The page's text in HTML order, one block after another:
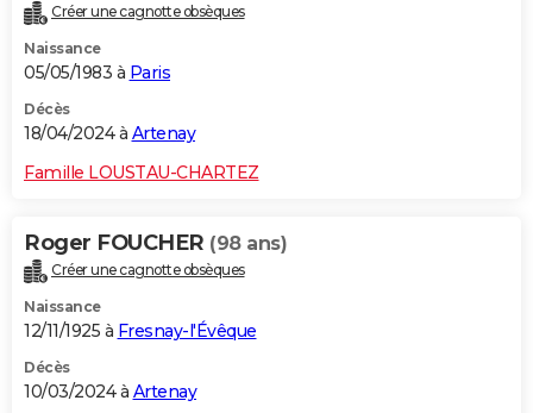
Créer une cagnotte obsèques
Naissance
05/05/1983 à Paris
Décès
18/04/2024 à Artenay
Famille LOUSTAU-CHARTEZ
Roger FOUCHER (98 ans)
Créer une cagnotte obsèques
Naissance
12/11/1925 à Fresnay-l'Évêque
Décès
10/03/2024 à Artenay